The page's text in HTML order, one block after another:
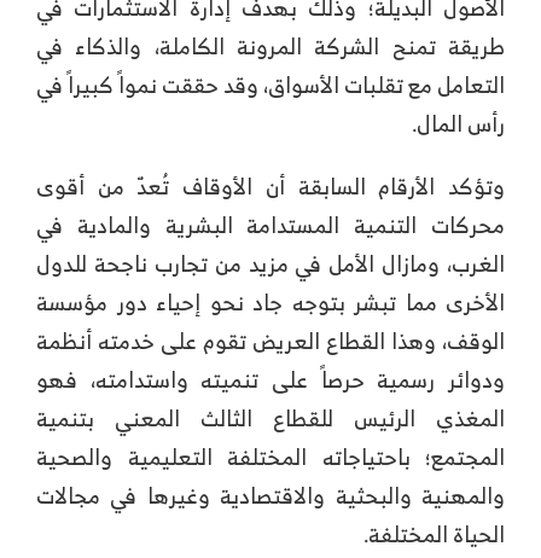
طريقة تمنح الشركة المرونة الكاملة، والذكاء في
التعامل مع تقلبات الأسواق، وقد حققت نمواً كبيراً في
رأس المال.
وتؤكد الأرقام السابقة أن الأوقاف تُعدّ من أقوى
محركات التنمية المستدامة البشرية والمادية في
الغرب، ومازال الأمل في مزيد من تجارب ناجحة للدول
الأخرى مما تبشر بتوجه جاد نحو إحياء دور مؤسسة
الوقف، وهذا القطاع العريض تقوم على خدمته أنظمة
ودوائر رسمية حرصاً على تنميته واستدامته، فهو
المغذي الرئيس للقطاع الثالث المعني بتنمية
المجتمع؛ باحتياجاته المختلفة التعليمية والصحية
والمهنية والبحثية والاقتصادية وغيرها في مجالات
الحياة المختلفة.